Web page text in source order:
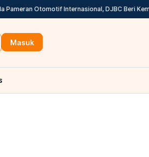
Otomotif Internasional, DJBC Beri
Masuk